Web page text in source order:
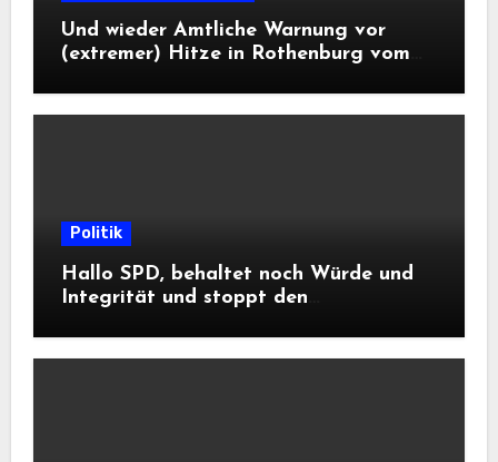
Und wieder Amtliche Warnung vor
(extremer) Hitze in Rothenburg vom
Politik
Hallo SPD, behaltet noch Würde und
Integrität und stoppt den
Informationsfreiheit!